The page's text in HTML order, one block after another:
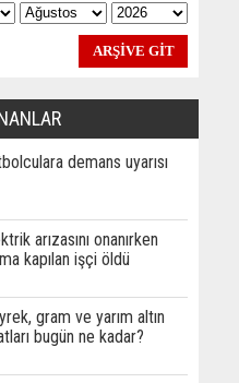
demans uyarısı
arızasını onanırken
kapılan işçi öldü
gram ve yarım altın
bugün ne kadar?